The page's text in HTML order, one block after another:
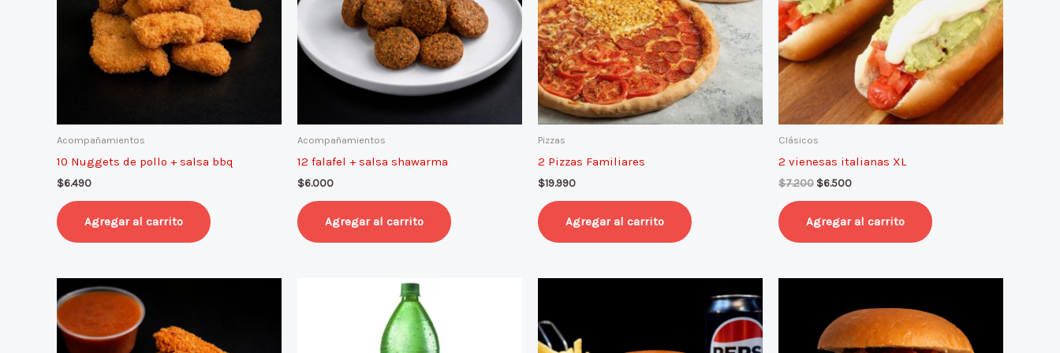
Acompañamientos
10 Nuggets de pollo + salsa bbq
$6.490
Agregar al carrito
Acompañamientos
12 falafel + salsa shawarma
$6.000
Agregar al carrito
Pizzas
2 Pizzas Familiares
$19.990
Agregar al carrito
Clásicos
2 vienesas italianas XL
$7.200 $6.500
Agregar al carrito